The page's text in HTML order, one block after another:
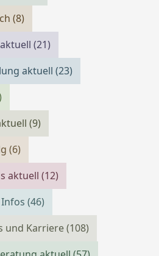
(8)
aktuell(21)
aktuell(23)
(9)
(6)
aktuell(12)
Infos(46)
und Karriere(108)